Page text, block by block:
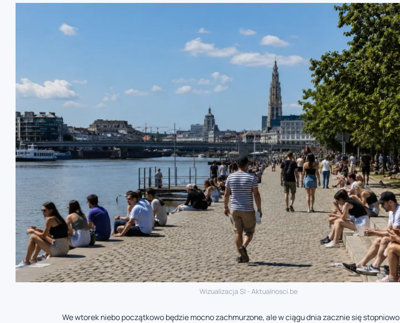
Wizualizacja SI - Aktualnosci.be
We wtorek niebo początkowo będzie mocno zachmurzone, ale w ciągu dnia zacznie się stopniowo